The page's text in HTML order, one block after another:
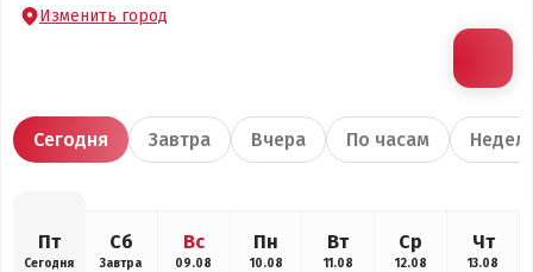
Изменить город
Сегодня Завтра Вчера По часам
Пт
Сегодня
Сб
Завтра
Вс
09.08
Пн
10.08
Вт
11.08
Ср
12.08
Чт
13.08